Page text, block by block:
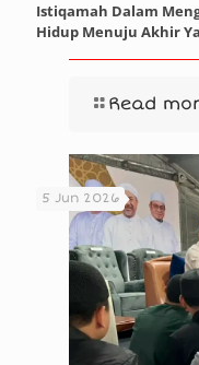
Istiqamah Dalam
Hidup Menuju Akhir
Read
5 Jun 2026